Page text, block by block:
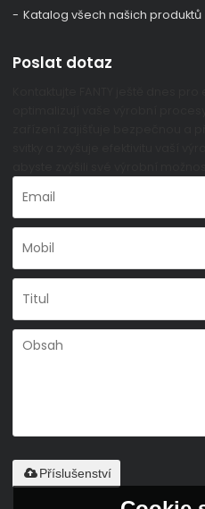
Katalog všech našich produktů
Poslat dotaz
Příslušenství